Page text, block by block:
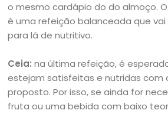
o mesmo cardápio do do almoço.
é uma refeição balanceada que
para lá de nutritivo.
Ceia:na última refeição, é
estejam satisfeitas e nutridas com
proposto. Por isso, se ainda for
fruta ou uma bebida com baixo